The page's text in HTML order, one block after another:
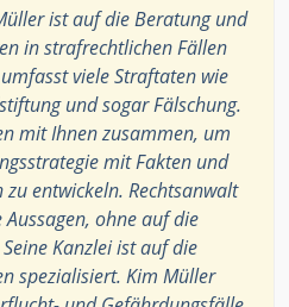
ist auf die Beratung und
in strafrechtlichen Fällen
viele Straftaten wie
und sogar Fälschung.
mit Ihnen zusammen, um
mit Fakten und
entwickeln. Rechtsanwalt
ohne auf die
Kanzlei ist auf die
spezialisiert. Kim Müller